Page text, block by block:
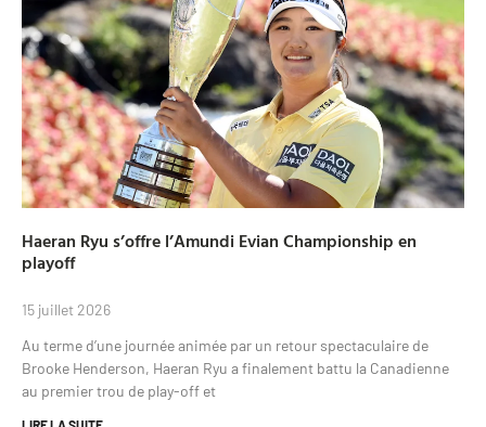
Haeran Ryu s’offre l’Amundi Evian Championship en
playoff
15 juillet 2026
Au terme d’une journée animée par un retour spectaculaire de
Brooke Henderson, Haeran Ryu a finalement battu la Canadienne
au premier trou de play-off et